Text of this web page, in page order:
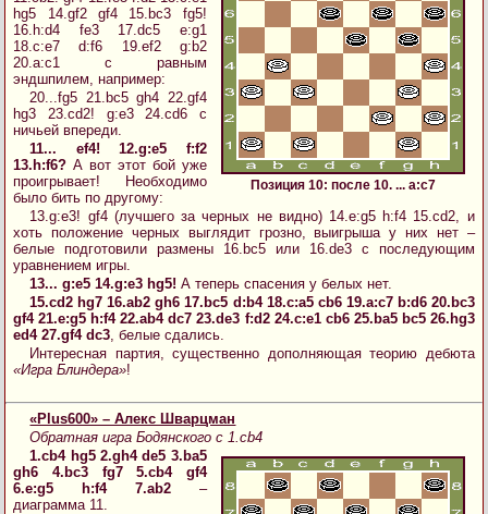
Позиция 10: после 10. ... a:c7
hg5 14.gf2 gf4 15.bc3 fg5!
16.h:d4 fe3 17.dc5 e:g1
18.c:e7 d:f6 19.ef2 g:b2
20.a:c1 с равным
эндшпилем, например:
20...fg5 21.bc5 gh4 22.gf4
hg3 23.cd2! g:e3 24.cd6 с
ничьей впереди.
11... ef4! 12.g:e5 f:f2
13.h:f6? А вот этот бой уже
проигрывает! Необходимо
было бить по другому:
13.g:e3! gf4 (лучшего за черных не видно) 14.e:g5 h:f4 15.cd2, и
хоть положение черных выглядит грозно, выигрыша у них нет –
белые подготовили размены 16.bc5 или 16.de3 с последующим
уравнением игры.
13... g:e5 14.g:e3 hg5! А теперь спасения у белых нет.
15.cd2 hg7 16.ab2 gh6 17.bc5 d:b4 18.c:a5 cb6 19.a:c7 b:d6 20.bc3
gf4 21.e:g5 h:f4 22.ab4 dc7 23.de3 f:d2 24.c:e1 cb6 25.ba5 bc5 26.hg3
ed4 27.gf4 dc3, белые сдались.
Интересная партия, существенно дополняющая теорию дебюта
«Игра Блиндера»!
«Plus600» – Алекс Шварцман
Обратная игра Бодянского с 1.cb4
1.cb4 hg5 2.gh4 de5 3.ba5
gh6 4.bc3 fg7 5.cb4 gf4
6.e:g5 h:f4 7.ab2–
диаграмма 11.